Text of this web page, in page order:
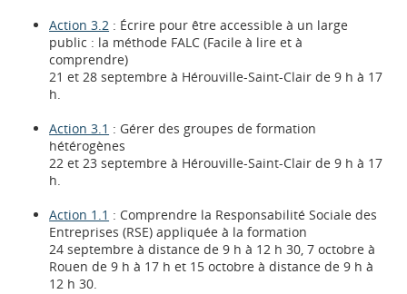
Action 3.2 : Écrire pour être accessible à un large
public : la méthode FALC (Facile à lire et à
comprendre)
21 et 28 septembre à Hérouville-Saint-Clair de 9 h à 17
h.
Action 3.1 : Gérer des groupes de formation
hétérogènes
22 et 23 septembre à Hérouville-Saint-Clair de 9 h à 17
h.
Action 1.1 : Comprendre la Responsabilité Sociale des
Entreprises (RSE) appliquée à la formation
24 septembre à distance de 9 h à 12 h 30, 7 octobre à
Rouen de 9 h à 17 h et 15 octobre à distance de 9 h à
12 h 30.